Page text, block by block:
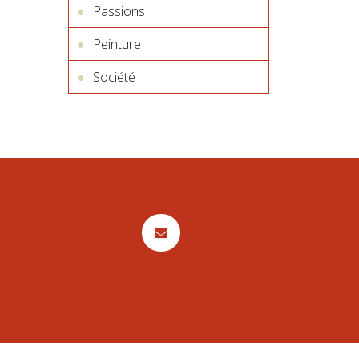
Passions
Peinture
Société